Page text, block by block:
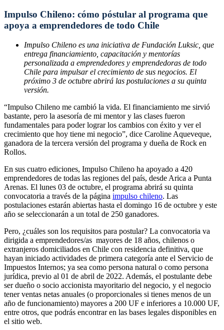
Impulso Chileno: cómo póstular al programa que
apoya a emprendedores de todo Chile
Impulso Chileno es una iniciativa de Fundación Luksic, que
entrega financiamiento, capacitación y mentorías
personalizada a emprendedores y emprendedoras de todo
Chile para impulsar el crecimiento de sus negocios. El
próximo 3 de octubre abrirá las postulaciones a su quinta
versión.
“Impulso Chileno me cambió la vida. El financiamiento me sirvió
bastante, pero la asesoría de mi mentor y las clases fueron
fundamentales para poder lograr los cambios con éxito y ver el
crecimiento que hoy tiene mi negocio”, dice Caroline Aqueveque,
ganadora de la tercera versión del programa y dueña de Rock en
Rollos.
En sus cuatro ediciones, Impulso Chileno ha apoyado a 420
emprendedores de todas las regiones del país, desde Arica a Punta
Arenas. El lunes 03 de octubre, el programa abrirá su quinta
convocatoria a través de la página impulso chileno. Las
postulaciones estarán abiertas hasta el domingo 16 de octubre y este
año se seleccionarán a un total de 250 ganadores.
Pero, ¿cuáles son los requisitos para postular? La convocatoria va
dirigida a emprendedores/as mayores de 18 años, chilenos o
extranjeros domiciliados en Chile con residencia definitiva, que
hayan iniciado actividades de primera categoría ante el Servicio de
Impuestos Internos; ya sea como persona natural o como persona
jurídica, previo al 01 de abril de 2022. Además, el postulante debe
ser dueño o socio accionista mayoritario del negocio, y el negocio
tener ventas netas anuales (o proporcionales si tienes menos de un
año de funcionamiento) mayores a 200 UF e inferiores a 10.000 UF,
entre otros, que podrás encontrar en las bases legales disponibles en
el sitio web.